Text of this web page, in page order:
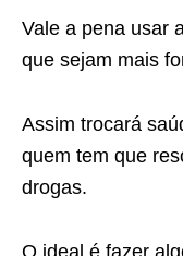
Vale a pena usar
que sejam mais
Assim trocará
quem tem que
drogas.
O ideal é fazer